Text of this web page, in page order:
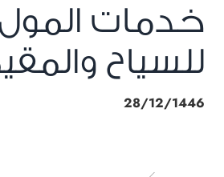
خدمات
للسياح
28/12/1446